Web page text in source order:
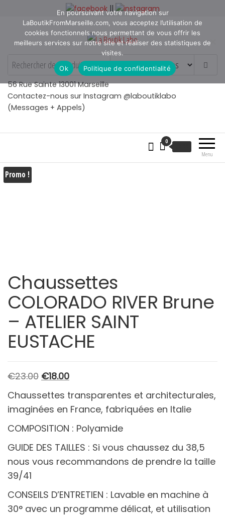
||
La Boutik Labo
La boutique de denicheur
de talents à Marseille en
Provence
56 Rue Sainte 13001 Marseille
Contactez-nous sur Instagram @laboutiklabo
(Messages + Appels)
Menu
0
Promo !
Chaussettes
COLORADO RIVER Brune
– ATELIER SAINT
EUSTACHE
€23.00 Le
prix
initial
€23.00.
€18.00Le
prix
actuel
€18.00.
Chaussettes transparentes et architecturales,
imaginées en France, fabriquées en Italie
COMPOSITION : Polyamide
GUIDE DES TAILLES : Si vous chaussez du 38,5
nous vous recommandons de prendre la taille
39/41
CONSEILS D’ENTRETIEN : Lavable en machine à
30° avec un programme délicat, et utilisation
En poursuivant votre navigation sur
LaBoutikFromMarseille.com, vous acceptez l’utilisation de
cookies fonctionnels nous permettant de vous offrir les
meilleurs services sur notre site et réaliser des statistiques de
visites.
Ok
Politique de confidentialité